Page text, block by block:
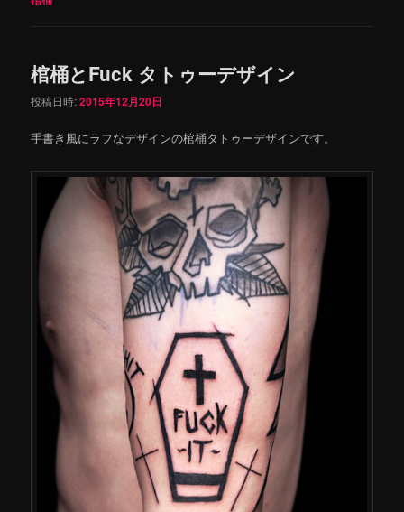
棺桶とFuck タトゥーデザイン
投稿日時:2015年12月20日
手書き風にラフなデザインの棺桶タトゥーデザインです。